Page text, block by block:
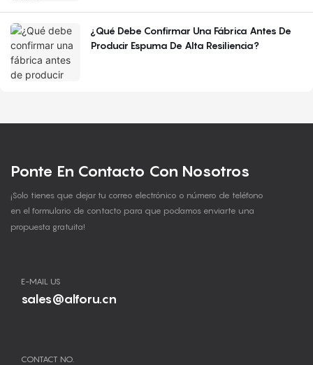
¿Qué Debe Confirmar Una Fábrica Antes De
Producir Espuma De Alta Resiliencia?
Ponte En Contacto Con Nosotros
¡Solo tienes que dejar tu correo electrónico o número de teléfono
en el formulario de contacto para que podamos enviarte una
propuesta gratuita!
E-MAIL US
sales@alforu.cn
CONTACT NO.